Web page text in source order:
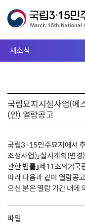
새소식
국립묘지시설사업(에
(안) 열람공고
국립3·15민주묘지에서
조성사업)」실시계획(변
관한 법률』제11조의2(
따라 다음과 같이 열람공
으신 분은 열람 기간 내에
파일